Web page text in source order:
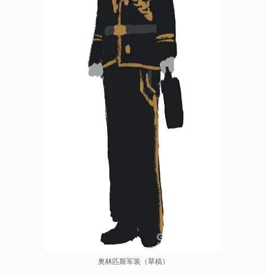
奥林匹斯军装（草稿）